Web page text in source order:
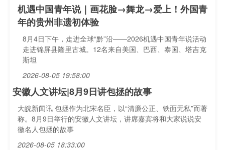
机遇中国青年说｜画花脸→舞龙→爱上！外国青
年的贵州非遗初体验
8月4日下午，走进全球“黔”沿——2026机遇中国青年说活动
走进锦屏县隆里古城。12名来自美国、巴西、泰国、塔吉克
斯坦
2026-08-05 19:58:00
安徽人文讲坛|8月9日讲包拯的故事
大皖新闻讯 包拯作为北宋名臣，以“清廉公正、铁面无私”而著
称。8月9日举行的安徽人文讲坛，讲席嘉宾将和大家说说安
徽名人包拯的故事
2026-08-05 18:33:00